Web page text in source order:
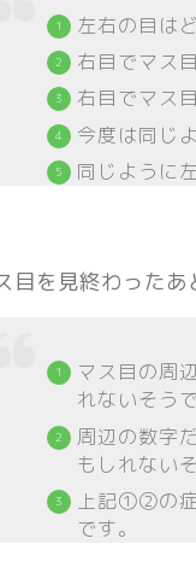
左右の目は
右目でマス
右目でマス
今度は同じ
同じように
目を見終わったあ
マス目の周
れないそうで
周辺の数字
もしれない
上記➀②の
です。